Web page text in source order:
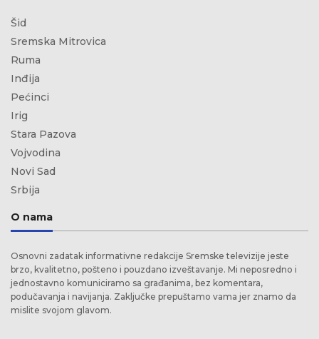
Šid
Sremska Mitrovica
Ruma
Inđija
Pećinci
Irig
Stara Pazova
Vojvodina
Novi Sad
Srbija
O nama
Osnovni zadatak informativne redakcije Sremske televizije jeste
brzo, kvalitetno, pošteno i pouzdano izveštavanje. Mi neposredno i
jednostavno komuniciramo sa građanima, bez komentara,
podučavanja i navijanja. Zaključke prepuštamo vama jer znamo da
mislite svojom glavom.